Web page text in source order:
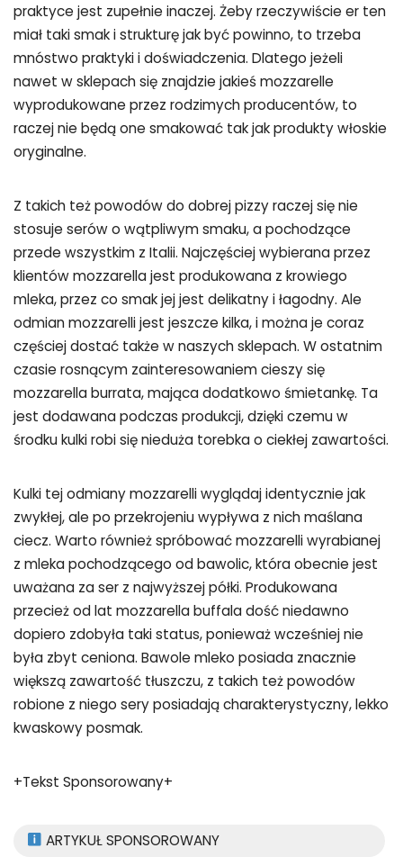
praktyce jest zupełnie inaczej. Żeby rzeczywiście er ten
miał taki smak i strukturę jak być powinno, to trzeba
mnóstwo praktyki i doświadczenia. Dlatego jeżeli
nawet w sklepach się znajdzie jakieś mozzarelle
wyprodukowane przez rodzimych producentów, to
raczej nie będą one smakować tak jak produkty włoskie
oryginalne.
Z takich też powodów do dobrej pizzy raczej się nie
stosuje serów o wątpliwym smaku, a pochodzące
przede wszystkim z Italii. Najczęściej wybierana przez
klientów mozzarella jest produkowana z krowiego
mleka, przez co smak jej jest delikatny i łagodny. Ale
odmian mozzarelli jest jeszcze kilka, i można je coraz
częściej dostać także w naszych sklepach. W ostatnim
czasie rosnącym zainteresowaniem cieszy się
mozzarella burrata, mająca dodatkowo śmietankę. Ta
jest dodawana podczas produkcji, dzięki czemu w
środku kulki robi się nieduża torebka o ciekłej zawartości.
Kulki tej odmiany mozzarelli wyglądaj identycznie jak
zwykłej, ale po przekrojeniu wypływa z nich maślana
ciecz. Warto również spróbować mozzarelli wyrabianej
z mleka pochodzącego od bawolic, która obecnie jest
uważana za ser z najwyższej półki. Produkowana
przecież od lat mozzarella buffala dość niedawno
dopiero zdobyła taki status, ponieważ wcześniej nie
była zbyt ceniona. Bawole mleko posiada znacznie
większą zawartość tłuszczu, z takich też powodów
robione z niego sery posiadają charakterystyczny, lekko
kwaskowy posmak.
+Tekst Sponsorowany+
ARTYKUŁ SPONSOROWANY